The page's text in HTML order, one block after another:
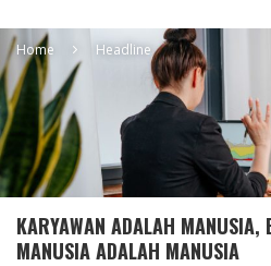
Home Headline
KARYAWAN ADALAH
MANUSIA ADALAH MANUSIA